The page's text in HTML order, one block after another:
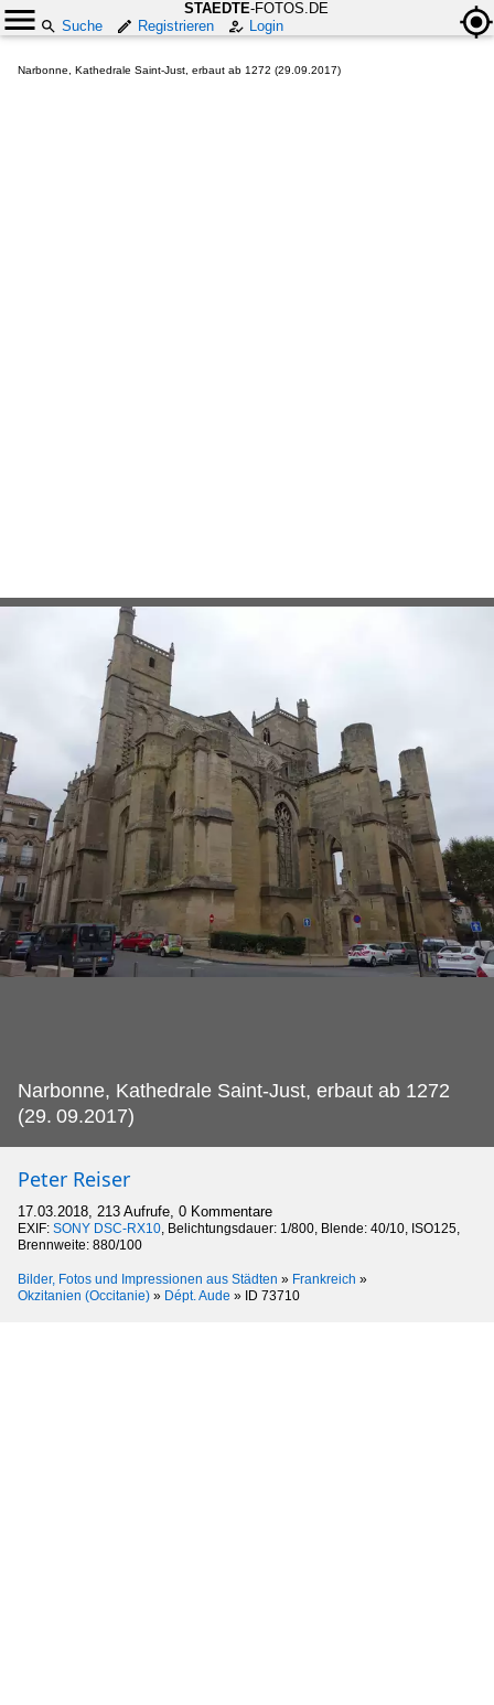
STAEDTE-FOTOS.DE
Suche
Registrieren Login
Narbonne, Kathedrale Saint-Just, erbaut ab 1272 (29.09.2017)
Narbonne, Kathedrale Saint-Just, erbaut ab 1272
(29. 09.2017)
Peter Reiser
17.03.2018, 213 Aufrufe, 0 Kommentare
EXIF: SONY DSC-RX10, Belichtungsdauer: 1/800, Blende: 40/10, ISO125,
Brennweite: 880/100
Bilder, Fotos und Impressionen aus Städten » Frankreich »
Okzitanien (Occitanie) » Dépt. Aude » ID 73710